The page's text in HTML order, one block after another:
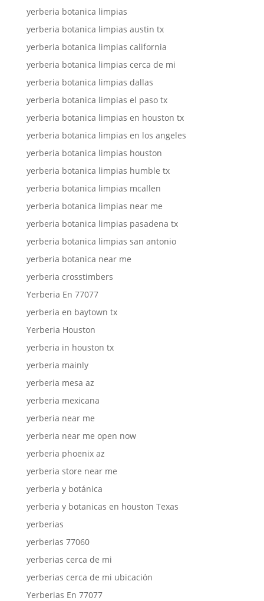
yerberia botanica limpias
yerberia botanica limpias austin tx
yerberia botanica limpias california
yerberia botanica limpias cerca de mi
yerberia botanica limpias dallas
yerberia botanica limpias el paso tx
yerberia botanica limpias en houston tx
yerberia botanica limpias en los angeles
yerberia botanica limpias houston
yerberia botanica limpias humble tx
yerberia botanica limpias mcallen
yerberia botanica limpias near me
yerberia botanica limpias pasadena tx
yerberia botanica limpias san antonio
yerberia botanica near me
yerberia crosstimbers
Yerberia En 77077
yerberia en baytown tx
Yerberia Houston
yerberia in houston tx
yerberia mainly
yerberia mesa az
yerberia mexicana
yerberia near me
yerberia near me open now
yerberia phoenix az
yerberia store near me
yerberia y botánica
yerberia y botanicas en houston Texas
yerberias
yerberias 77060
yerberias cerca de mi
yerberias cerca de mi ubicación
Yerberias En 77077